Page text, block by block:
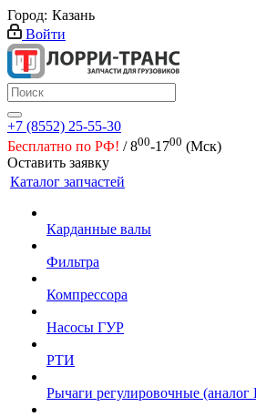
Город: Казань
Войти
+7 (8552) 25-55-30
Бесплатно по РФ! / 800-1700 (Мск)
Оставить заявку
Каталог запчастей
Карданные валы
Фильтра
Компрессора
Насосы ГУР
РТИ
Рычаги регулировочные